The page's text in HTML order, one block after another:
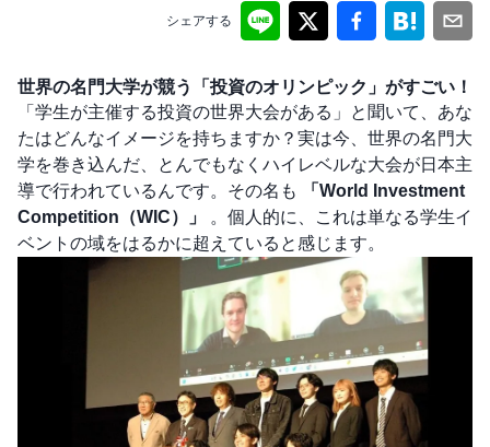
シェアする
世界の名門大学が競う「投資のオリンピック」がすごい！
「学生が主催する投資の世界大会がある」と聞いて、あな
たはどんなイメージを持ちますか？実は今、世界の名門大
学を巻き込んだ、とんでもなくハイレベルな大会が日本主
導で行われているんです。その名も
「World Investment
Competition（WIC）」
。個人的に、これは単なる学生イ
ベントの域をはるかに超えていると感じます。